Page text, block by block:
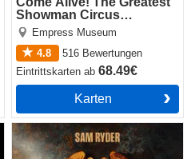
Showman Circus
Spectacular
Empress Museum
4.8
516 Bewertungen
Eintrittskartenab68.49€
Karten
Jesus Christ Superstar
(Theatre Royal Drury Lane)